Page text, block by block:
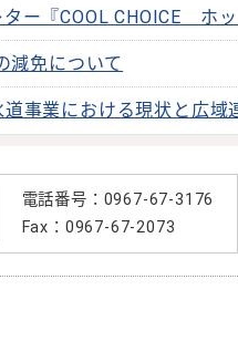
ー『COOL CHOICE ホッ
減免について
道事業における現状と広
電話番号：0967-67-3176
Fax：0967-67-2073